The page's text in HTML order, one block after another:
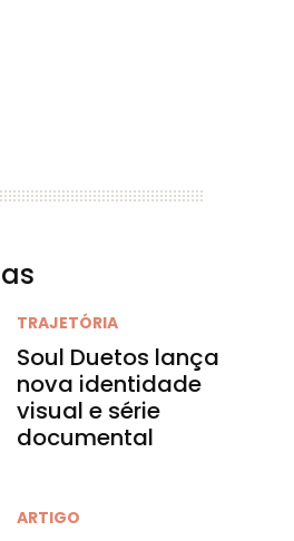
TRAJETÓRIA
Soul Duetos lança
nova identidade
visual e série
documental
ARTIGO